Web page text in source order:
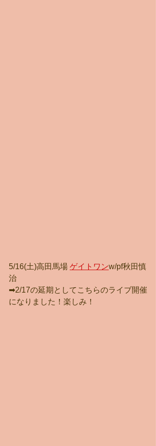
5/16(土)高田馬場 ゲイトワンw/pf秋田慎
治
➡2/17の延期としてこちらのライブ開催
になりました！楽しみ！